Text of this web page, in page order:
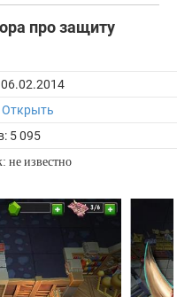
про защиту
06.02.2014
Открыть
5 095
не известно